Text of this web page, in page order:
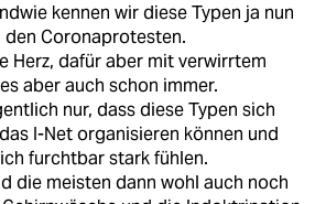
kennen wir diese Typen ja nun
den Coronaprotesten.
Herz, dafür aber mit verwirrtem
aber auch schon immer.
nur, dass diese Typen sich
I-Net organisieren können und
furchtbar stark fühlen.
die meisten dann wohl auch noch